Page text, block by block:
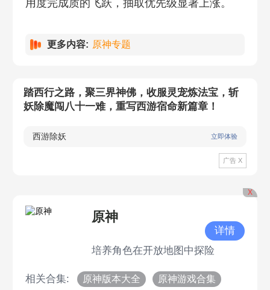
用度完成质的飞跃，抽取优先级显著上涨。
更多内容: 原神专题
踏西行之路，聚三界神佛，收服灵宠炼法宝，斩
妖除魔闯八十一难，重写西游宿命新篇章！
西游除妖 立即体验
广告 X
X
原神
培养角色在开放地图中探险
详情
相关合集: 原神版本大全 原神游戏合集